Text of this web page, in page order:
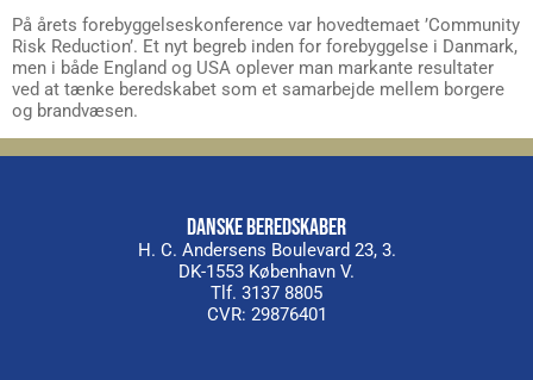
På årets forebyggelseskonference var hovedtemaet ’Community
Risk Reduction’. Et nyt begreb inden for forebyggelse i Danmark,
men i både England og USA oplever man markante resultater
ved at tænke beredskabet som et samarbejde mellem borgere
og brandvæsen.
DANSKE BEREDSKABER
H. C. Andersens Boulevard 23, 3.
DK-1553 København V.
Tlf. 3137 8805
CVR: 29876401